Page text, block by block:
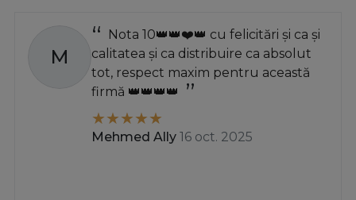
M
Nota 10👑👑❤️👑 cu felicitări și ca și
calitatea și ca distribuire ca absolut
tot, respect maxim pentru această
firmă 👑👑👑👑
Mehmed Ally 16 oct. 2025